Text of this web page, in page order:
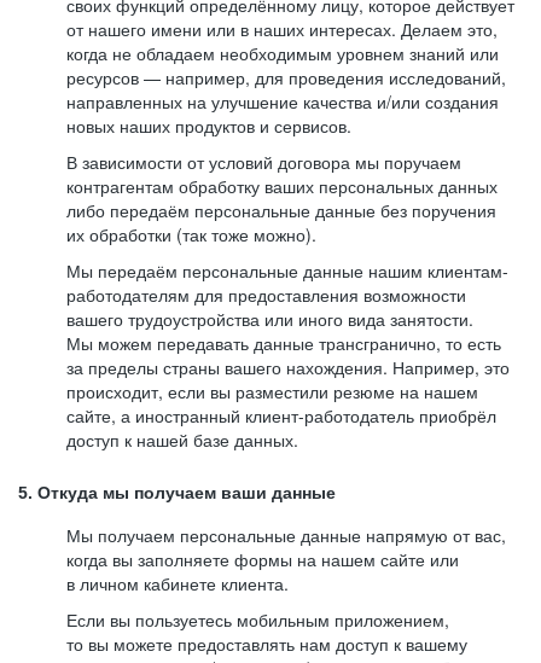
своих функций определённому лицу, которое действует
от нашего имени или в наших интересах. Делаем это,
когда не обладаем необходимым уровнем знаний или
ресурсов — например, для проведения исследований,
направленных на улучшение качества и/или создания
новых наших продуктов и сервисов.
В зависимости от условий договора мы поручаем
контрагентам обработку ваших персональных данных
либо передаём персональные данные без поручения
их обработки (так тоже можно).
Мы передаём персональные данные нашим клиентам-
работодателям для предоставления возможности
вашего трудоустройства или иного вида занятости.
Мы можем передавать данные трансгранично, то есть
за пределы страны вашего нахождения. Например, это
происходит, если вы разместили резюме на нашем
сайте, а иностранный клиент-работодатель приобрёл
доступ к нашей базе данных.
5. Откуда мы получаем ваши данные
Мы получаем персональные данные напрямую от вас,
когда вы заполняете формы на нашем сайте или
в личном кабинете клиента.
Если вы пользуетесь мобильным приложением,
то вы можете предоставлять нам доступ к вашему